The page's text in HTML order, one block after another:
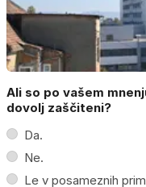
Ali so po vašem
dovolj zaščiteni?
Da.
Ne.
Le v posameznih